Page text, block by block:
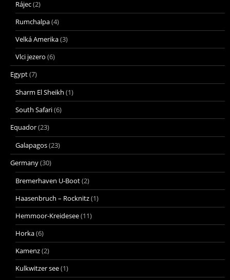
Rájec(2)
Rumchalpa(4)
Velká Amerika(3)
Vlci jezero (6)
Egypt(7)
Sharm El Sheikh (1)
South Safari(6)
Equador(23)
Galapagos(23)
Germany(30)
Bremerhaven U-Boot(2)
Haasenbruch – Rocknitz(1)
Hemmoor-Kreidesee(11)
Horka(6)
Kamenz(2)
Kulkwitzer see(1)